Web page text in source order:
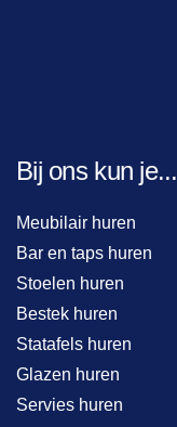
Bij ons kun je...
Meubilair huren
Bar en taps huren
Stoelen huren
Bestek huren
Statafels huren
Glazen huren
Servies huren